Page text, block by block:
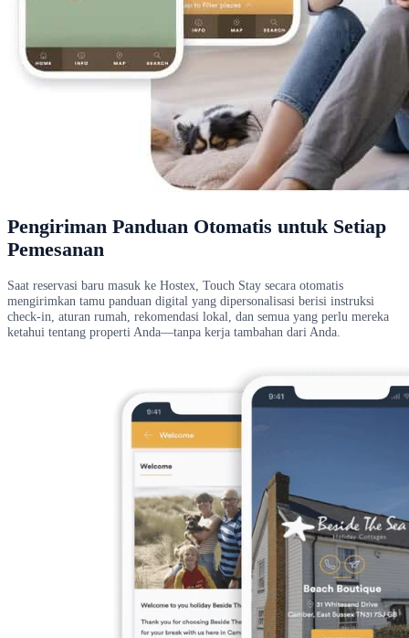
Pengiriman Panduan Otomatis untuk Setiap
Pemesanan
Saat reservasi baru masuk ke Hostex, Touch Stay secara otomatis
mengirimkan tamu panduan digital yang dipersonalisasi berisi instruksi
check-in, aturan rumah, rekomendasi lokal, dan semua yang perlu mereka
ketahui tentang properti Anda—tanpa kerja tambahan dari Anda.